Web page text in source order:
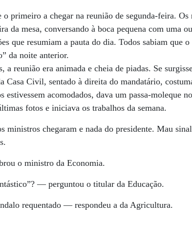
o primeiro a chegar na reunião de segunda-feira.
da mesa, conversando à boca pequena com uma
que resumiam a pauta do dia. Todos sabiam que
da noite anterior.
a reunião era animada e cheia de piadas. Se
Casa Civil, sentado à direita do mandatário,
estivessem acomodados, dava um passa-moleque
fotos e iniciava os trabalhos da semana.
ministros chegaram e nada do presidente. Mau
o ministro da Economia.
— perguntou o titular da Educação.
requentado — respondeu a da Agricultura.